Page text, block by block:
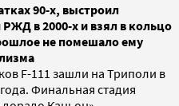
90-х, выстроил
в 2000-х и взял в кольцо
не помешало ему
F-111 зашли на Триполи в
Финальная стадия